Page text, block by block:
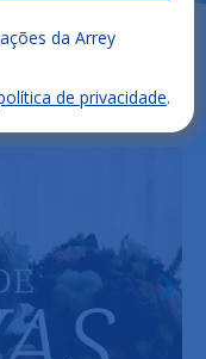
da Arrey
de privacidade.